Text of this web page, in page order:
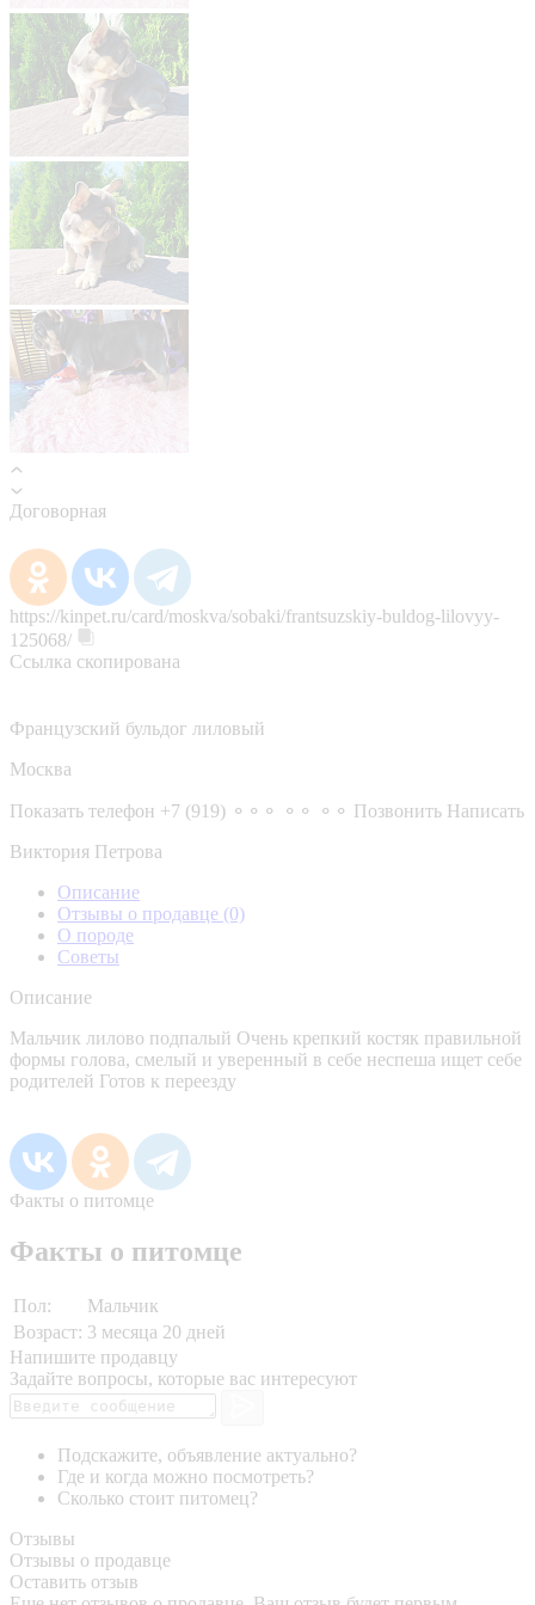
Договорная
https://kinpet.ru/card/moskva/sobaki/frantsuzskiy-buldog-lilovyy-
125068/
Ссылка скопирована
Французский бульдог лиловый
Москва
Показать телефон +7 (919) ⚬⚬⚬ ⚬⚬ ⚬⚬ Позвонить Написать
Виктория Петрова
Описание
Отзывы о продавце (0)
О породе
Советы
Описание
Мальчик лилово подпалый Очень крепкий костяк правильной
формы голова, смелый и уверенный в себе неспеша ищет себе
родителей Готов к переезду
Факты о питомце
Факты о питомце
Пол:
Мальчик
Возраст: 3 месяца 20 дней
Напишите продавцу
Задайте вопросы, которые вас интересуют
Подскажите, объявление актуально?
Где и когда можно посмотреть?
Сколько стоит питомец?
Отзывы
Отзывы о продавце
Оставить отзыв